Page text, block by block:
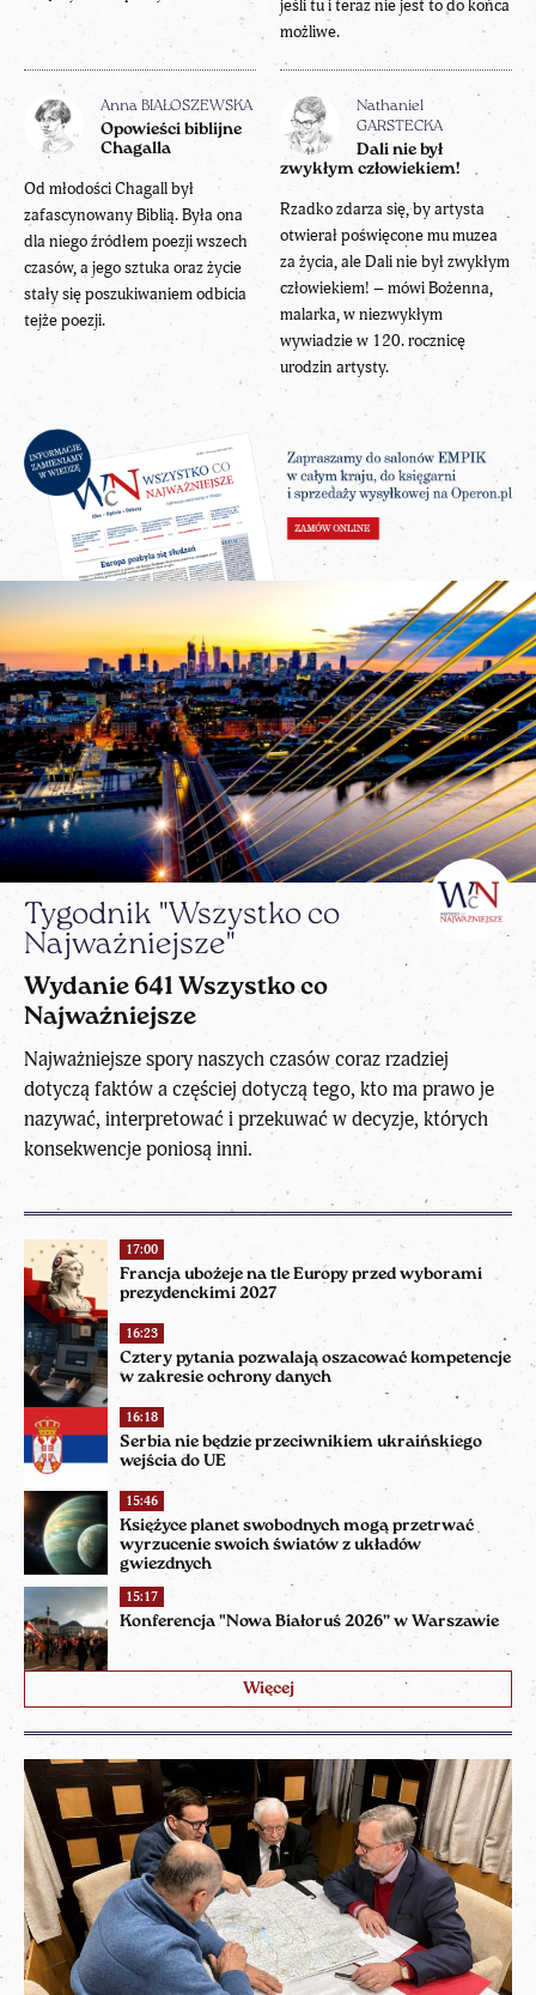
jeśli tu i teraz nie jest to do końca
możliwe.
Anna BIAŁOSZEWSKA
Opowieści biblijne
Chagalla
Od młodości Chagall był
zafascynowany Biblią. Była ona
dla niego źródłem poezji wszech
czasów, a jego sztuka oraz życie
stały się poszukiwaniem odbicia
tejże poezji.
Nathaniel
GARSTECKA
Dali nie był
zwykłym człowiekiem!
Rzadko zdarza się, by artysta
otwierał poświęcone mu muzea
za życia, ale Dali nie był zwykłym
człowiekiem! – mówi Bożenna,
malarka, w niezwykłym
wywiadzie w 120. rocznicę
urodzin artysty.
17:00
Francja ubożeje na tle Europy przed wyborami
prezydenckimi 2027
16:23
Cztery pytania pozwalają oszacować kompetencje
w zakresie ochrony danych
16:18
Serbia nie będzie przeciwnikiem ukraińskiego
wejścia do UE
15:46
Księżyce planet swobodnych mogą przetrwać
wyrzucenie swoich światów z układów
gwiezdnych
15:17
Konferencja "Nowa Białoruś 2026” w Warszawie
Więcej
Tygodnik "Wszystko co
Najważniejsze"
Wydanie 641 Wszystko co
Najważniejsze
Najważniejsze spory naszych czasów coraz rzadziej
dotyczą faktów a częściej dotyczą tego, kto ma prawo je
nazywać, interpretować i przekuwać w decyzje, których
konsekwencje poniosą inni.